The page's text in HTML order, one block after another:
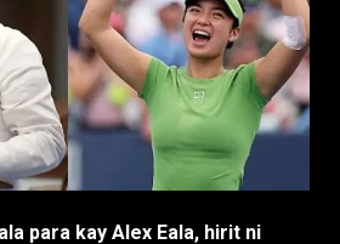
para kay Alex Eala, hirit ni